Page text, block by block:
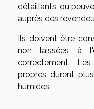
détaillants, ou
auprès des
Ils doivent être
non laissées à
correctement.
propres durent
humides.